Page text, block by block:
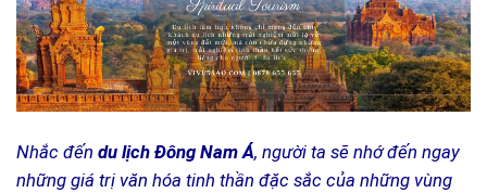
Nhắc đến du lịch Đông Nam Á, người ta sẽ nhớ đến ngay
những giá trị văn hóa tinh thần đặc sắc của những vùng